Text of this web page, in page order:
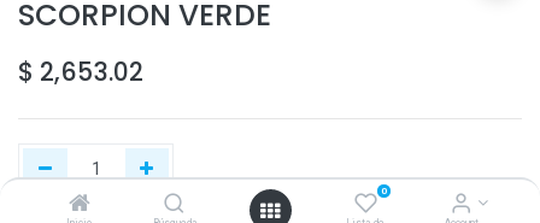
0
SCORPION VERDE
$ 2,653.02